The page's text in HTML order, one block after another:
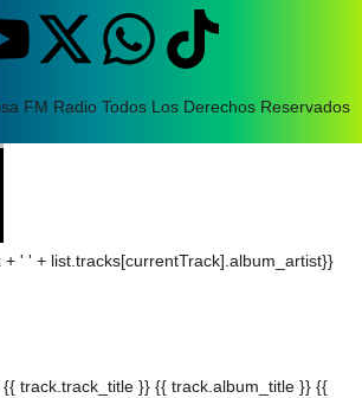
FM Radio Todos Los Derechos Reservados
' ' + list.tracks[currentTrack].album_artist}}
{{ track.track_title }} {{ track.album_title }} {{